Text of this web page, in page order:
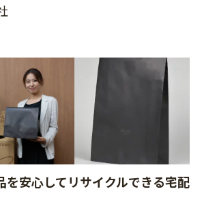
を安心してリサイクルできる宅配